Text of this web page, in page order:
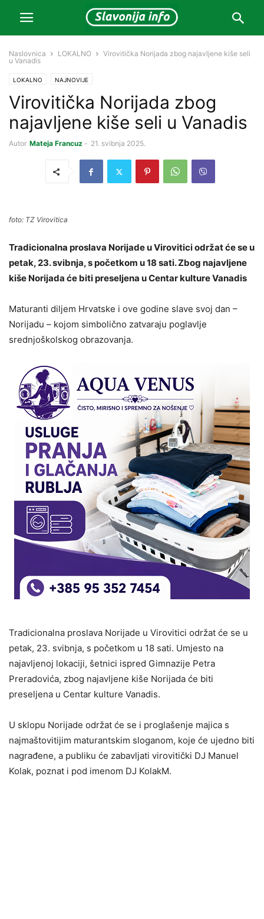
Naslovnica LOKALNO
Virovitička Norijada zbog najavljene kiše seli
u Vanadis
LOKALNO NAJNOVIJE
Virovitička Norijada zbog
najavljene kiše seli u Vanadis
Autor Mateja Francuz - 21. svibnja 2025.
foto: TZ Virovitica
Tradicionalna proslava Norijade u Virovitici održat će se u
petak, 23. svibnja, s početkom u 18 sati. Zbog najavljene
kiše Norijada će biti preseljena u Centar kulture Vanadis
Maturanti diljem Hrvatske i ove godine slave svoj dan –
Norijadu – kojom simbolično zatvaraju poglavlje
srednjoškolskog obrazovanja.
Tradicionalna proslava Norijade u Virovitici održat će se u
petak, 23. svibnja, s početkom u 18 sati. Umjesto na
najavljenoj lokaciji, šetnici ispred Gimnazije Petra
Preradovića, zbog najavljene kiše Norijada će biti
preseljena u Centar kulture Vanadis.
U sklopu Norijade održat će se i proglašenje majica s
najmaštovitijim maturantskim sloganom, koje će ujedno biti
nagrađene, a publiku će zabavljati virovitički DJ Manuel
Kolak, poznat i pod imenom DJ KolakM.